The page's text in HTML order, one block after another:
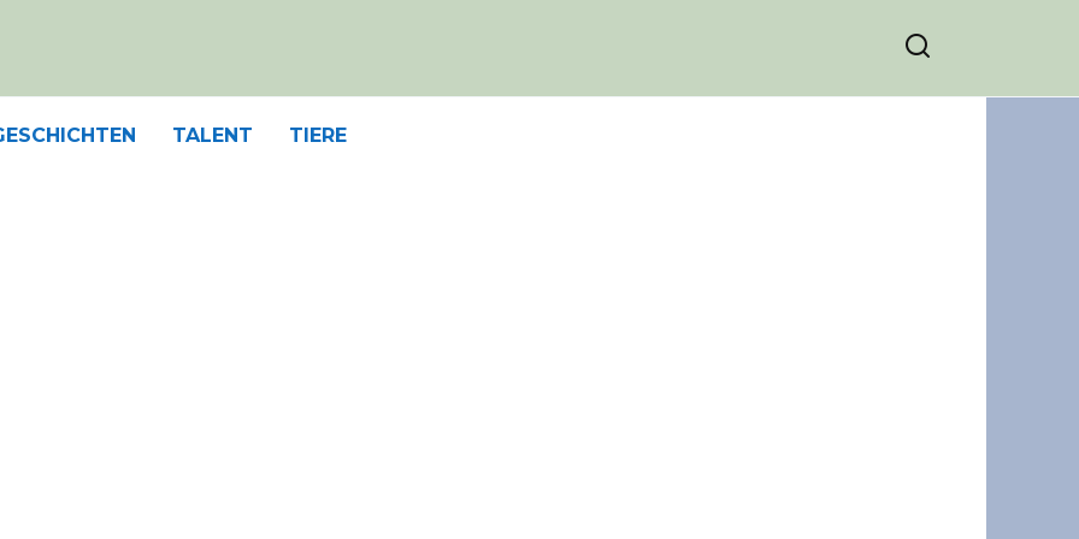
TALENT TIERE